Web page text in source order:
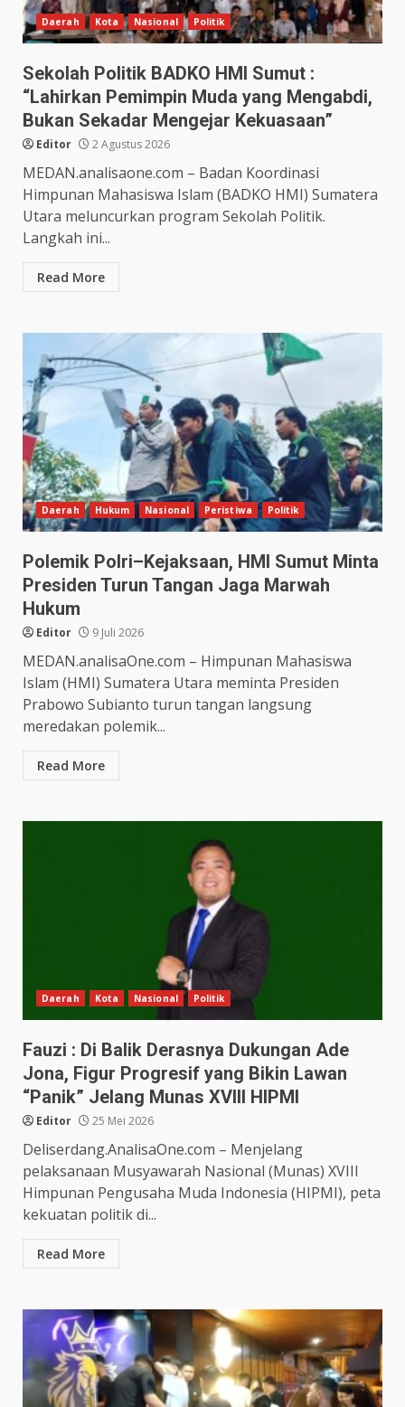
Daerah Kota Nasional Politik
Sekolah Politik BADKO HMI Sumut :
“Lahirkan Pemimpin Muda yang Mengabdi,
Bukan Sekadar Mengejar Kekuasaan”
Editor 2 Agustus 2026
MEDAN.analisaone.com – Badan Koordinasi
Himpunan Mahasiswa Islam (BADKO HMI) Sumatera
Utara meluncurkan program Sekolah Politik.
Langkah ini...
Read More
Daerah Hukum Nasional Peristiwa Politik
Polemik Polri–Kejaksaan, HMI Sumut Minta
Presiden Turun Tangan Jaga Marwah
Hukum
Editor 9 Juli 2026
MEDAN.analisaOne.com – Himpunan Mahasiswa
Islam (HMI) Sumatera Utara meminta Presiden
Prabowo Subianto turun tangan langsung
meredakan polemik...
Read More
Daerah Kota Nasional Politik
Fauzi : Di Balik Derasnya Dukungan Ade
Jona, Figur Progresif yang Bikin Lawan
“Panik” Jelang Munas XVIII HIPMI
Editor 25 Mei 2026
Deliserdang.AnalisaOne.com – Menjelang
pelaksanaan Musyawarah Nasional (Munas) XVIII
Himpunan Pengusaha Muda Indonesia (HIPMI), peta
kekuatan politik di...
Read More